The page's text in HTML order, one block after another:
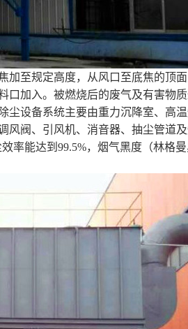
至规定高度，从风口至底焦的顶面
口加入。被燃烧后的废气及有害物
设备系统主要由重力沉降室、高温
风阀、引风机、消音器、抽尘管道
率能达到99.5%，烟气黑度（林格